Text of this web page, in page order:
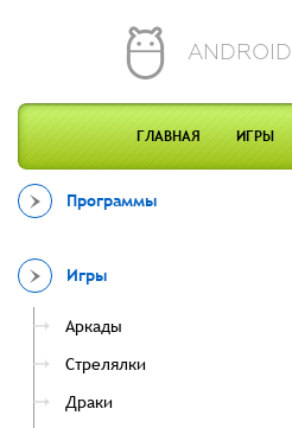
ANDROID
ГЛАВНАЯ ИГРЫ
Программы
Игры
Аркады
Стрелялки
Драки